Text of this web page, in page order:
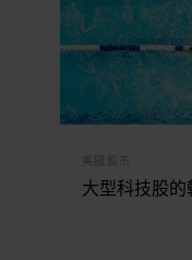
大型科技股的